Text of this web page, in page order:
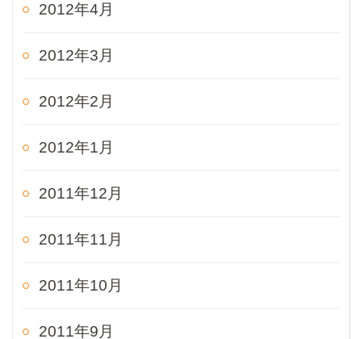
2012年4月
2012年3月
2012年2月
2012年1月
2011年12月
2011年11月
2011年10月
2011年9月